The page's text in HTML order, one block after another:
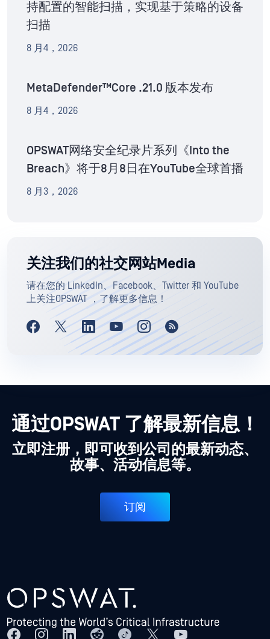
持配置的智能扫描，实现基于策略的设备
扫描
8 月4，2026
MetaDefender™Core .21.0 版本发布
8 月4，2026
OPSWAT网络安全纪录片系列《Into the
Breach》将于8月8日在YouTube全球首播
8 月3，2026
关注我们的社交网站Media
请在您的 LinkedIn、Facebook、Twitter 和 YouTube
上关注OPSWAT ，了解更多信息！
通过OPSWAT 了解最新信息！
立即注册，即可收到公司的最新动态、
故事、活动信息等。
订阅